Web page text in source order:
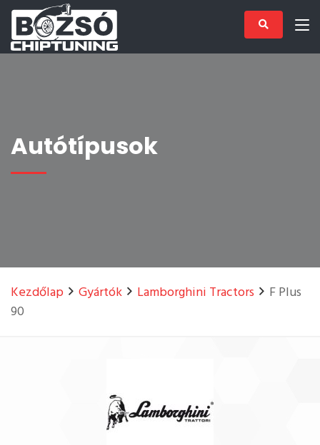
Autótípusok
Kezdőlap Gyártók Lamborghini Tractors
F Plus
90